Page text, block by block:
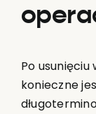
Po usunięciu
konieczne